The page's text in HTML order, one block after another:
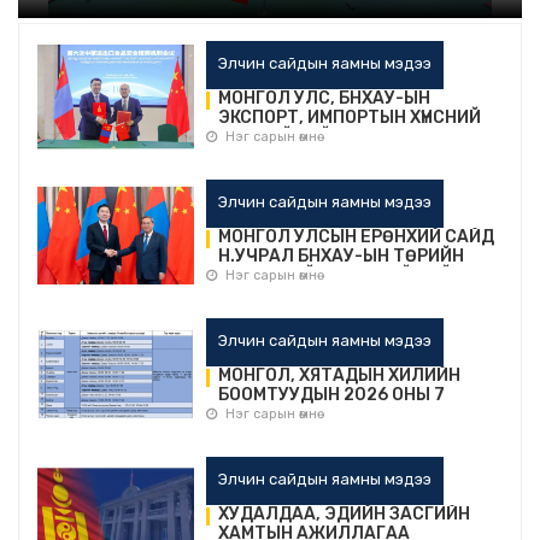
Элчин сайдын яамны мэдээ
МОНГОЛ УЛС, БНХАУ-ЫН
ЭКСПОРТ, ИМПОРТЫН ХҮНСНИЙ
АЮУЛГҮЙ БАЙДЛЫН ХАМТЫН
НАРЫН ТҮВШНИЙ VI ХУРАЛДААН
БОЛОВ
Нэг сарын өмнө
Элчин сайдын яамны мэдээ
МОНГОЛ УЛСЫН ЕРӨНХИЙ САЙД
Н.УЧРАЛ БНХАУ-ЫН ТӨРИЙН
ЗӨВЛӨЛИЙН ЕРӨНХИЙ САЙД ЛИ
Нэг сарын өмнө
Элчин сайдын яамны мэдээ
МОНГОЛ, ХЯТАДЫН ХИЛИЙН
БООМТУУДЫН 2026 ОНЫ 7
ДУГААР САРД АЖИЛЛАХ
Нэг сарын өмнө
Элчин сайдын яамны мэдээ
ХУДАЛДАА, ЭДИЙН ЗАСГИЙН
ХАМТЫН АЖИЛЛАГАА